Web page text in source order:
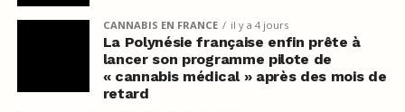
CANNABIS EN FRANCE il y a 4 jours
La Polynésie française enfin prête à
lancer son programme pilote de
« cannabis médical » après des mois de
retard